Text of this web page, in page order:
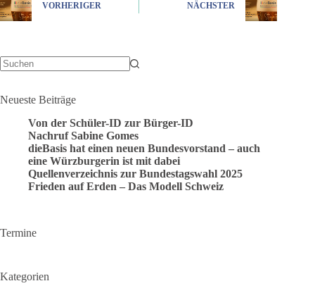
VORHERIGER NÄCHSTER
Neueste Beiträge
Von der Schüler-ID zur Bürger-ID
Nachruf Sabine Gomes
dieBasis hat einen neuen Bundesvorstand – auch
eine Würzburgerin ist mit dabei
Quellenverzeichnis zur Bundestagswahl 2025
Frieden auf Erden – Das Modell Schweiz
Termine
Kategorien